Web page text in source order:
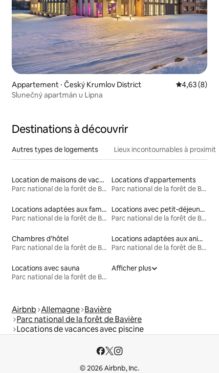
Appartement ⋅ Český Krumlov District Évaluation
4,63 (8)
Slunečný apartmán u Lipna
Destinations à découvrir
Autres types de logements Lieux incontournables à
Location de maisons de vacances
Parc national de la forêt de Bavière
Locations d'appartements
Parc national de la forêt de Bavière
Locations adaptées aux familles
Parc national de la forêt de Bavière
Locations avec petit-déjeuner
Parc national de la forêt de Bavière
Chambres d'hôtel
Parc national de la forêt de Bavière
Locations adaptées aux animaux
Parc national de la forêt de Bavière
Locations avec sauna
Parc national de la forêt de Bavière
Afficher plus
Airbnb Allemagne Bavière
Parc national de la forêt de Bavière
Locations de vacances avec piscine
© 2026 Airbnb, Inc.